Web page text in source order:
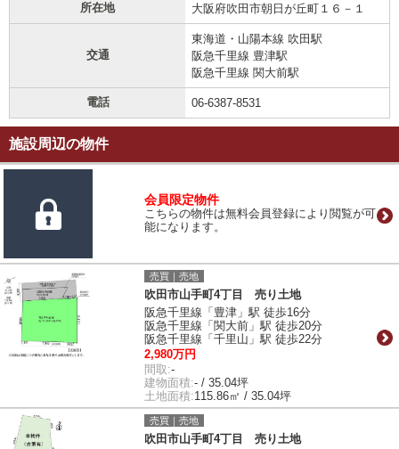
所在地 大阪府吹田市朝日が丘町１６－１
交通
東海道・山陽本線 吹田駅
阪急千里線 豊津駅
阪急千里線 関大前駅
電話 06-6387-8531
施設周辺の物件
会員限定物件
こちらの物件は無料会員登録により閲覧が可
能になります。
売買｜売地
吹田市山手町4丁目 売り土地
阪急千里線「豊津」駅 徒歩16分
阪急千里線「関大前」駅 徒歩20分
阪急千里線「千里山」駅 徒歩22分
2,980万円
間取:-
建物面積:- / 35.04坪
土地面積:115.86㎡ / 35.04坪
売買｜売地
吹田市山手町4丁目 売り土地